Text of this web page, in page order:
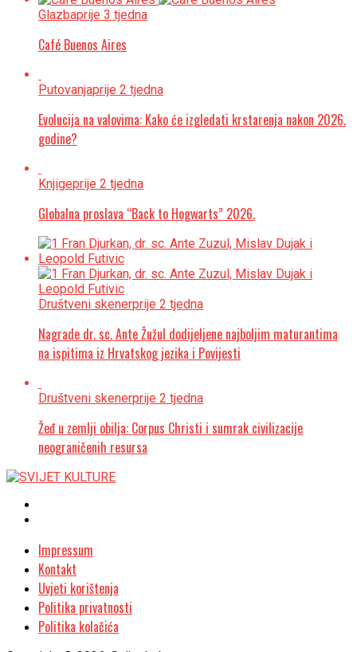
Glazbaprije 3 tjedna
Café Buenos Aires
Putovanjaprije 2 tjedna
Evolucija na valovima: Kako će izgledati krstarenja nakon 2026.
godine?
Knjigeprije 2 tjedna
Globalna proslava “Back to Hogwarts” 2026.
Društveni skenerprije 2 tjedna
Nagrade dr. sc. Ante Žužul dodijeljene najboljim maturantima
na ispitima iz Hrvatskog jezika i Povijesti
Društveni skenerprije 2 tjedna
Žeđ u zemlji obilja: Corpus Christi i sumrak civilizacije
neograničenih resursa
Impressum
Kontakt
Uvjeti korištenja
Politika privatnosti
Politika kolačića